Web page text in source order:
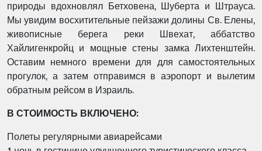
природы вдохновлял Бетховена, Шуберта и Штрауса.
Мы увидим восхитительные пейзажи долины Св. Елены,
живописные берега реки Швехат, аббатство
Хайлигенкройц и мощныe стены замка Лихтенштейн.
Оставим немного времени для для самостоятельных
прогулок, а затем отправимся в аэропорт и вылетим
обратным рейсом в Израиль.
В СТОИМОСТЬ ВКЛЮЧЕНО:
Полеты регулярными авиарейсами